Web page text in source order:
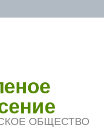
ОБЩЕСТВО